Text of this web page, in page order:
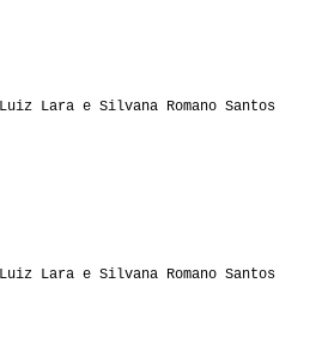
Lara e Silvana Romano Santos
Lara e Silvana Romano Santos